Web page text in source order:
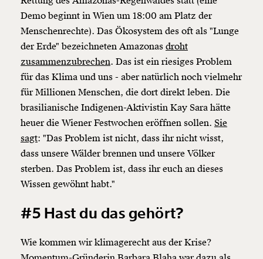
Demo beginnt in Wien um 18:00 am Platz der
Menschenrechte). Das Ökosystem des oft als "Lunge
der Erde" bezeichneten Amazonas droht
zusammenzubrechen. Das ist ein riesiges Problem
für das Klima und uns - aber natürlich noch vielmehr
für Millionen Menschen, die dort direkt leben. Die
brasilianische Indigenen-Aktivistin Kay Sara hätte
heuer die Wiener Festwochen eröffnen sollen. Sie
sagt: "Das Problem ist nicht, dass ihr nicht wisst,
dass unsere Wälder brennen und unsere Völker
sterben. Das Problem ist, dass ihr euch an dieses
Wissen gewöhnt habt."
#5 Hast du das gehört?
Wie kommen wir klimagerecht aus der Krise?